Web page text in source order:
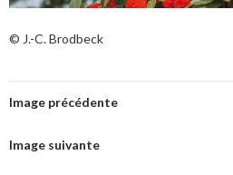
© J.-C. Brodbeck
Image précédente
Image suivante